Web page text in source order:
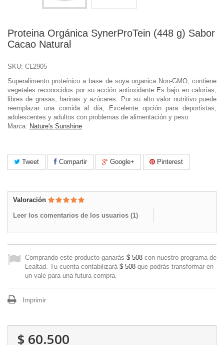
Proteina Orgánica SynerProTein (448 g) Sabor
Cacao Natural
SKU: CL2905
Superalimento proteínico a base de soya organica Non-GMO, contiene
vegetales reconocidos por su acción antioxidante Es bajo en calorías,
libres de grasas, harinas y azúcares. Por su alto valor nutritivo puede
reemplazar una comida al día, Excelente opción para deportistas,
adolescentes y adultos con problemas de alimentación y peso.
Marca: Nature's Sunshine
Tweet Compartir Google+ Pinterest
Valoración
Leer los comentarios de los usuarios (1)
Comprando este producto ganarás $ 508 con nuestro programa de
Lealtad. Tu cuenta contabilizará $ 508 que podrás transformar en
un vale para una futura compra.
Imprimir
$ 60.500